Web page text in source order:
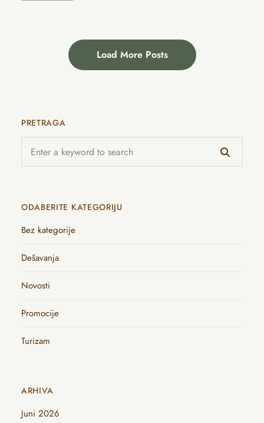
Load More Posts
PRETRAGA
ODABERITE KATEGORIJU
Bez kategorije
Dešavanja
Novosti
Promocije
Turizam
ARHIVA
Juni 2026